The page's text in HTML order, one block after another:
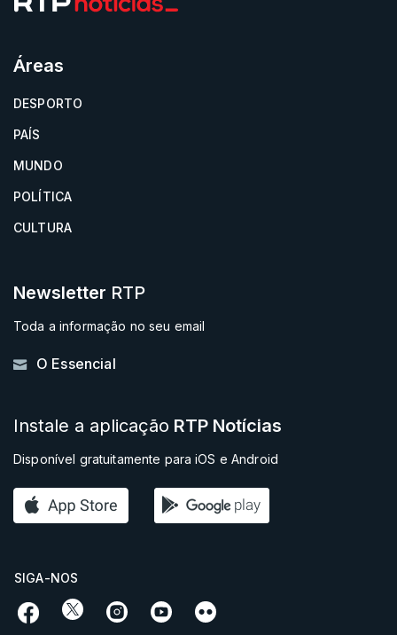
Áreas
DESPORTO
PAÍS
MUNDO
POLÍTICA
CULTURA
Newsletter RTP
Toda a informação no seu email
O Essencial
Instale a aplicação RTP Notícias
Disponível gratuitamente para iOS e Android
SIGA-NOS